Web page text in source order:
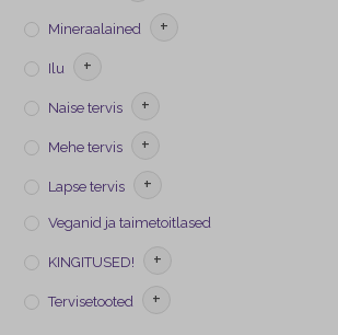
Mineraalained +
Ilu +
Naise tervis +
Mehe tervis +
Lapse tervis +
Veganid ja taimetoitlased
KINGITUSED! +
Tervisetooted +